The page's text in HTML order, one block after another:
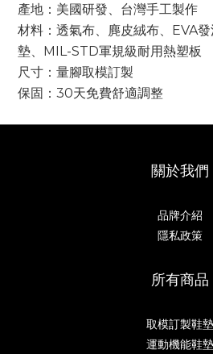
產地：美國研發、台灣手工製作
材料：透氣布、麂皮絨布、EVA
墊、MIL-STD軍規級耐用熱塑板
尺寸：量腳取模訂製
保固：30天免費舒適調整
關於我們
品牌介紹
隱私政策
所有商品
取模訂製鞋墊
運動機能鞋墊